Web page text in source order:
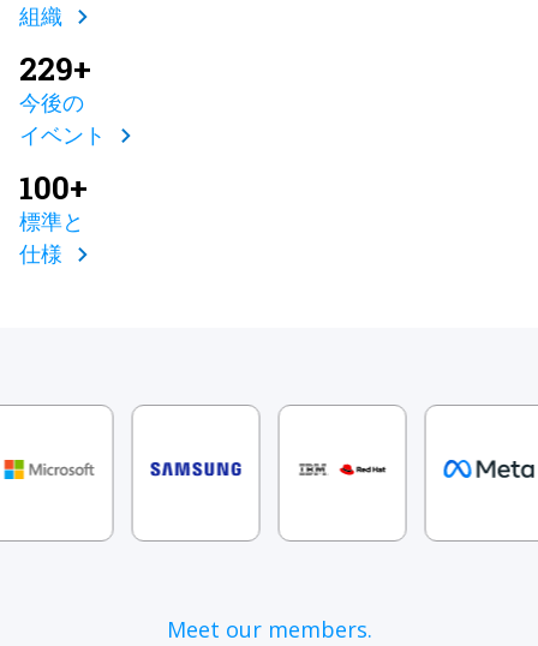
組織
229+
今後の
イベント
100+
標準と
仕様
Meet our members.